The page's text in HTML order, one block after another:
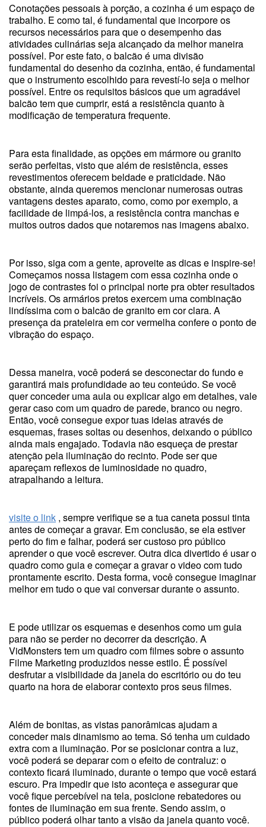
Conotações pessoais à porção, a cozinha é um espaço de
trabalho. E como tal, é fundamental que incorpore os
recursos necessários para que o desempenho das
atividades culinárias seja alcançado da melhor maneira
possível. Por este fato, o balcão é uma divisão
fundamental do desenho da cozinha, então, é fundamental
que o instrumento escolhido para revestí-lo seja o melhor
possível. Entre os requisitos básicos que um agradável
balcão tem que cumprir, está a resistência quanto à
modificação de temperatura frequente.
Para esta finalidade, as opções em mármore ou granito
serão perfeitas, visto que além de resistência, esses
revestimentos oferecem beldade e praticidade. Não
obstante, ainda queremos mencionar numerosas outras
vantagens destes aparato, como, como por exemplo, a
facilidade de limpá-los, a resistência contra manchas e
muitos outros dados que notaremos nas imagens abaixo.
Por isso, siga com a gente, aproveite as dicas e inspire-se!
Começamos nossa listagem com essa cozinha onde o
jogo de contrastes foi o principal norte pra obter resultados
incríveis. Os armários pretos exercem uma combinação
lindíssima com o balcão de granito em cor clara. A
presença da prateleira em cor vermelha confere o ponto de
vibração do espaço.
Dessa maneira, você poderá se desconectar do fundo e
garantirá mais profundidade ao teu conteúdo. Se você
quer conceder uma aula ou explicar algo em detalhes, vale
gerar caso com um quadro de parede, branco ou negro.
Então, você consegue expor tuas ideias através de
esquemas, frases soltas ou desenhos, deixando o público
ainda mais engajado. Todavia não esqueça de prestar
atenção pela iluminação do recinto. Pode ser que
apareçam reflexos de luminosidade no quadro,
atrapalhando a leitura.
visite o link , sempre verifique se a tua caneta possui tinta
antes de começar a gravar. Em conclusão, se ela estiver
perto do fim e falhar, poderá ser custoso pro público
aprender o que você escrever. Outra dica divertido é usar o
quadro como guia e começar a gravar o video com tudo
prontamente escrito. Desta forma, você consegue imaginar
melhor em tudo o que vai conversar durante o assunto.
E pode utilizar os esquemas e desenhos como um guia
para não se perder no decorrer da descrição. A
VidMonsters tem um quadro com filmes sobre o assunto
Filme Marketing produzidos nesse estilo. É possível
desfrutar a visibilidade da janela do escritório ou do teu
quarto na hora de elaborar contexto pros seus filmes.
Além de bonitas, as vistas panorâmicas ajudam a
conceder mais dinamismo ao tema. Só tenha um cuidado
extra com a iluminação. Por se posicionar contra a luz,
você poderá se deparar com o efeito de contraluz: o
contexto ficará iluminado, durante o tempo que você estará
escuro. Pra impedir que isto aconteça e assegurar que
você fique percebível na tela, posicione rebatedores ou
fontes de iluminação em sua frente. Sendo assim, o
público poderá olhar tanto a visão da janela quanto você.